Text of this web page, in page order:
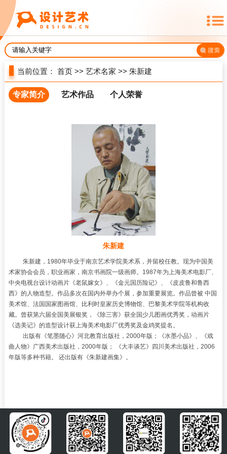
当前位置：首页 >>艺术名家 >>朱新建
专家简介 艺术作品 个人荣誉
朱新建
朱新建，1980年毕业于南京艺术学院美术系，并留校任教。现为中国美
术家协会会员，职业画家，南京书画院一级画师。1987年为上海美术电影厂、
中央电视台设计动画片《老鼠嫁女》、《金元国历险记》、《皮皮鲁和鲁西
西》的人物造型。作品多次在国内外举办个展，参加重要展览。作品曾被 中国
美术馆、法国国家图画馆、比利时皇家历史博物馆、巴黎美术学院等机构收
藏。曾获第六届全国美展银奖，《除三害》获全国少儿图画优秀奖，动画片
《选美记》的造型设计获上海美术电影厂优秀奖及金鸡奖提名。
出版有《笔墨随心》河北教育出版社，2000年版；《水墨小品》、《戏
曲人物》广西美术出版社，2000年版； 《大丰谈艺》四川美术出版社，2006
年版等多种书籍。 还出版有《朱新建画集》。